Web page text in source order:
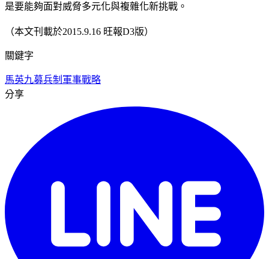
是要能夠面對威脅多元化與複雜化新挑戰。
（本文刊載於2015.9.16 旺報D3版）
關鍵字
馬英九募兵制 軍事戰略
分享